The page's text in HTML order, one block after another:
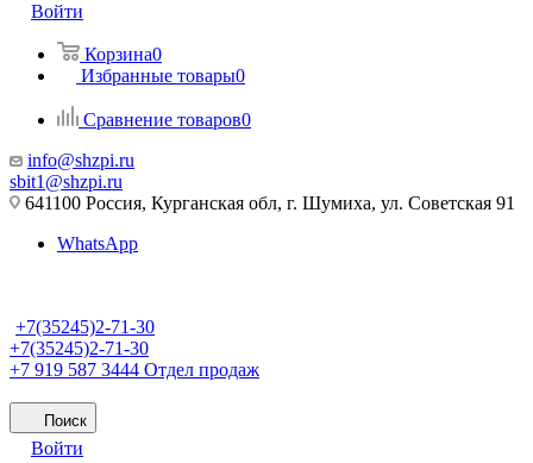
Войти
Корзина0
Избранные товары0
Сравнение товаров0
info@shzpi.ru
sbit1@shzpi.ru
641100 Россия, Курганская обл, г. Шумиха, ул. Советская 91
WhatsApp
+7(35245)2-71-30
+7(35245)2-71-30
+7 919 587 3444 Отдел продаж
Поиск
Войти